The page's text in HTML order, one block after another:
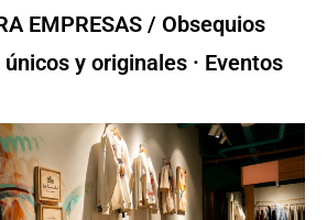
EMPRESAS / Obsequios
y originales · Eventos